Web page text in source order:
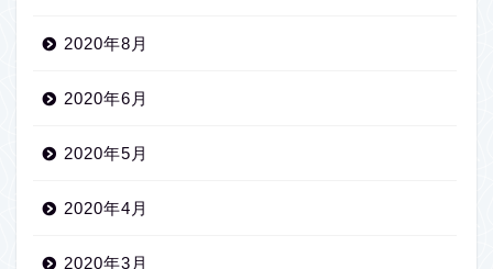
2020年8月
2020年6月
2020年5月
2020年4月
2020年3月